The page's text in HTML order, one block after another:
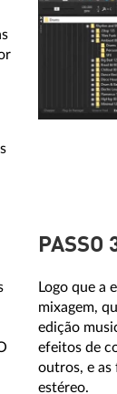
PASSO
Logo que a
mixagem,
edição
efeitos de
outros, e as
estéreo.